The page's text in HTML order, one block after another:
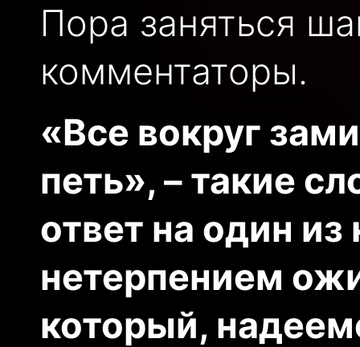
Пора заняться
комментаторы.
«Все вокруг
петь», – такие
ответ на один
нетерпением
который,